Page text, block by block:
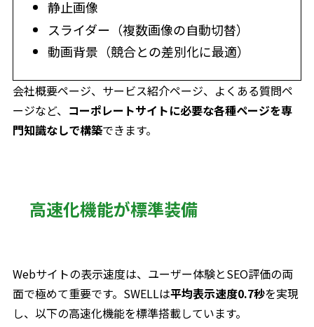
静止画像
スライダー（複数画像の自動切替）
動画背景（競合との差別化に最適）
会社概要ページ、サービス紹介ページ、よくある質問ペ
ージなど、 コーポレートサイトに必要な各種ページを専
門知識なしで構築できます。
高速化機能が標準装備
Webサイトの表示速度は、ユーザー体験とSEO評価の両
面で極めて重要です。SWELLは平均表示速度0.7秒を実現
し、以下の高速化機能を標準搭載しています。